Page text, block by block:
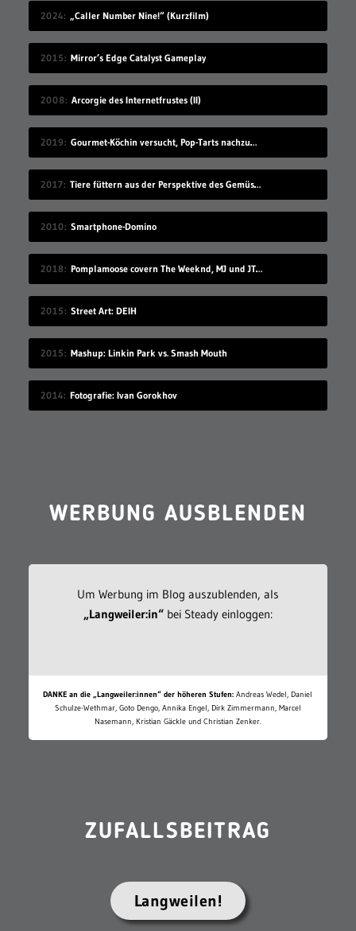
2024 „Caller Number Nine!“ (Kurzfilm)
2015 Mirror’s Edge Catalyst Gameplay
2008 Arcorgie des Internetfrustes (II)
2019 Gourmet-Köchin versucht, Pop-Tarts nachzumachen
2017 Tiere füttern aus der Perspektive des Gemüses
2010 Smartphone-Domino
2018 Pomplamoose covern The Weeknd, MJ und JT in sehr schönem Mashup
2015 Street Art: DEIH
2015 Mashup: Linkin Park vs. Smash Mouth
2014 Fotografie: Ivan Gorokhov
WERBUNG AUSBLENDEN
Um Werbung im Blog auszublenden, als
„Langweiler:in“bei Steady einloggen:
DANKE an die „Langweiler:innen“ der höheren Stufen: Andreas Wedel, Daniel
Schulze-Wethmar, Goto Dengo, Annika Engel, Dirk Zimmermann, Marcel
Nasemann, Kristian Gäckle und Christian Zenker.
ZUFALLSBEITRAG
Langweilen!